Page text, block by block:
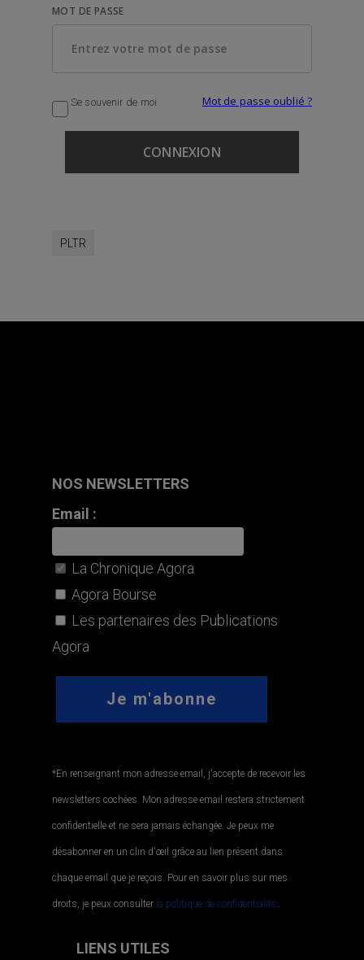
MOT DE PASSE
Se souvenir de moi Mot de passe oublié ?
PLTR
NOS NEWSLETTERS
Email :
La Chronique Agora
Agora Bourse
Les partenaires des Publications
Agora
*En renseignant mon adresse email, j'accepte de recevoir les
newsletters cochées. Mon adresse email restera strictement
confidentielle et ne sera jamais échangée. Je peux me
désabonner en un clin d'œil grâce au lien présent dans
chaque email que je reçois. Pour en savoir plus sur mes
droits, je peux consulter la politique de confidentialité..
LIENS UTILES